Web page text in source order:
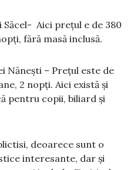
Aici prețul e de 380
fără masă inclusă.
Nănești – Prețul este de
2 nopți. Aici există și
pentru copii, biliard și
deoarece sunt o
interesante, dar și